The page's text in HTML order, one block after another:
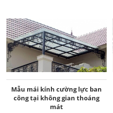
Mẫu mái kính cường lực ban
công tại không gian thoáng
mát